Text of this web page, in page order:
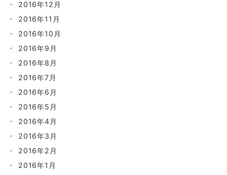
2016年12月
2016年11月
2016年10月
2016年9月
2016年8月
2016年7月
2016年6月
2016年5月
2016年4月
2016年3月
2016年2月
2016年1月